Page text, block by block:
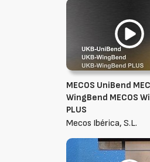
MECOS UniBend
WingBend MECOS
PLUS
Mecos Ibérica, S.L.